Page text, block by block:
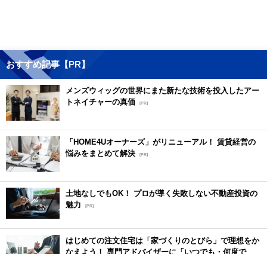
おすすめ記事【PR】
メンズウィッグの世界にまた新たな技術を投入したアー
トネイチャーの真価 [PR]
「HOME4Uオーナーズ」がリニューアル！ 賃貸経営の
悩みをまとめて解決 [PR]
土地なしでもOK！ プロが導く失敗しない不動産投資の
魅力
[PR]
はじめての注文住宅は「家づくりのとびら」で理想をか
なえよう！ 専門アドバイザーに「いつでも・何度で